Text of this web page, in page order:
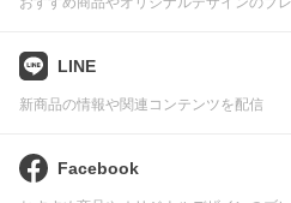
LINE
新商品の情報や関連コンテンツを配信
Facebook